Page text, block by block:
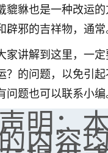
貔貅也是一种改运
邪的吉祥物，通常
家讲解到这里，一
？的问题，以免引
题也可以联系小编
明：
内容